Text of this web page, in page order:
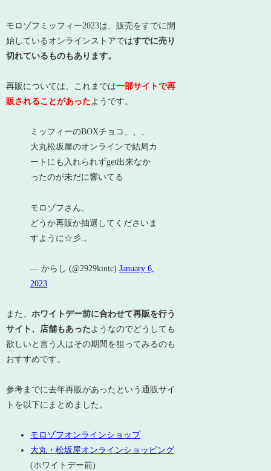
モロゾフミッフィー2023は、販売をすでに開
始しているオンラインストアではすでに売り
切れているものもあります。
再販については、これまでは一部サイトで再
販されることがあったようです。
ミッフィーのBOXチョコ、、、
大丸松坂屋のオンラインで結局カ
ートにも入れられずget出来なか
ったのが未だに響いてる
モロゾフさん、
どうか再販か抽選してくださいま
すように☆彡.。
— からし (@2929kintc)January 6,
2023
また、ホワイトデー前に合わせて再販を行う
サイト、店舗もあった ようなのでどうしても
欲しいと言う人はその期間を狙ってみるのも
おすすめです。
参考までに去年再販があったという通販サイ
トを以下にまとめました。
モロゾフオンラインショップ
大丸・松坂屋オンラインショッピング
(ホワイトデー前)